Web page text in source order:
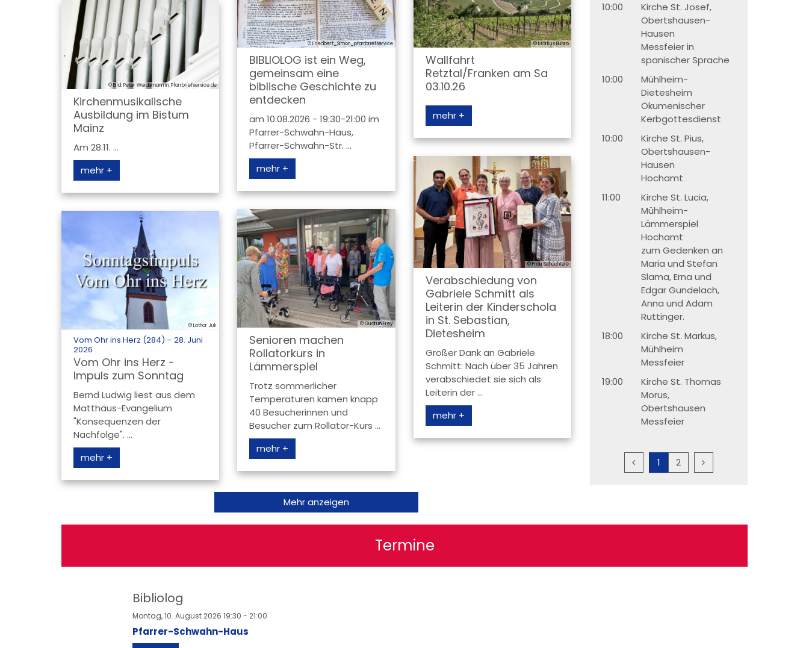
© Friedbert_Simon_pfarrbriefservice
BIBLIOLOG ist ein Weg,
gemeinsam eine
biblische Geschichte zu
entdecken
am 10.08.2026 - 19:30-21:00 im
Pfarrer-Schwahn-Haus,
Pfarrer-Schwahn-Str. ...
mehr +
© Markus Buhro
Wallfahrt
Retztal/Franken am Sa
03.10.26
mehr +
© Bild: Peter Weidemann In: Pfarrbriefservice.de
Kirchenmusikalische
Ausbildung im Bistum
Mainz
Am 28.11. ...
mehr +
© Frau Schächtele
Verabschiedung von
Gabriele Schmitt als
Leiterin der Kinderschola
in St. Sebastian,
Dietesheim
Großer Dank an Gabriele
Schmitt: Nach über 35 Jahren
verabschiedet sie sich als
Leiterin der ...
mehr +
© Gudrun Frey
Senioren machen
Rollatorkurs in
Lämmerspiel
Trotz sommerlicher
Temperaturen kamen knapp
40 Besucherinnen und
Besucher zum Rollator-Kurs ...
mehr +
© Lothar Juli
Vom Ohr ins Herz (284) – 28. Juni
2026
Vom Ohr ins Herz -
Impuls zum Sonntag
Bernd Ludwig liest aus dem
Matthäus-Evangelium
"Konsequenzen der
Nachfolge". ...
mehr +
Mehr anzeigen
10:00
Kirche St. Josef,
Obertshausen-
Hausen
Messfeier in
spanischer Sprache
10:00
Mühlheim-
Dietesheim
Ökumenischer
Kerbgottesdienst
10:00
Kirche St. Pius,
Obertshausen-
Hausen
Hochamt
11:00
Kirche St. Lucia,
Mühlheim-
Lämmerspiel
Hochamt
zum Gedenken an
Maria und Stefan
Slama, Erna und
Edgar Gundelach,
Anna und Adam
Ruttinger.
18:00
Kirche St. Markus,
Mühlheim
Messfeier
19:00
Kirche St. Thomas
Morus,
Obertshausen
Messfeier
Vorherige Seite
1 2 Nächste Seite
Termine
Bibliolog
Montag, 10. August 2026 19:30 - 21:00
Pfarrer-Schwahn-Haus